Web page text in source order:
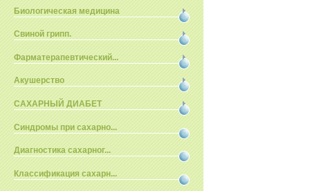
Биологическая медицина
Свиной грипп.
Фарматерапевтический...
Акушерство
САХАРНЫЙ ДИАБЕТ
Синдромы при сахарно...
Диагностика сахарног...
Классификация сахарн...